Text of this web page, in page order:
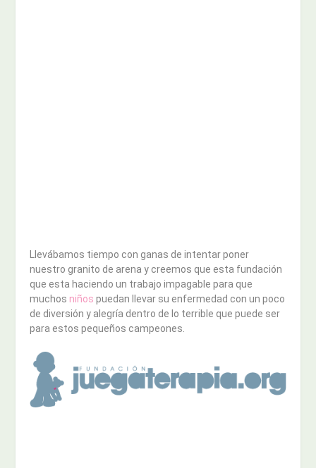
Llevábamos tiempo con ganas de intentar poner
nuestro granito de arena y creemos que esta fundación
que esta haciendo un trabajo impagable para que
muchos niños puedan llevar su enfermedad con un poco
de diversión y alegría dentro de lo terrible que puede ser
para estos pequeños campeones.